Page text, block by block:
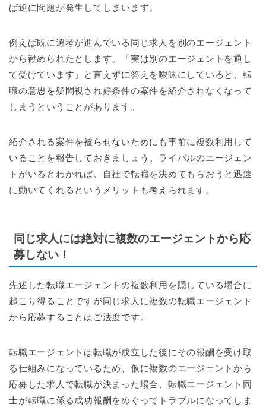
ば逆に問題が発生してしまいます。
例えば既に選考が進んでいる同じ求人を別のエージェント
から勧められたとします。「実は別のエージェントを通し
て受けています」と言えずに答えを曖昧にしていると、転
職の意思を疑問視され好条件の案件を紹介されなくなって
しまうということがあります。
紹介される案件を被らせないためにも事前に複数利用して
いることを報告しておきましょう。ライバルのエージェン
トがいるとわかれば、自社で転職を決めてもらおうと迅速
に動いてくれるというメリットも考えられます。
同じ求人には絶対に複数のエージェントから応
募しない！
先述した転職エージェントの複数利用を隠している場合に
起こり得ることですが同じ求人に複数の転職エージェント
から応募することはご法度です。
転職エージェントは転職が成立した後にその報酬を受け取
る仕組みになっているため、仮に複数のエージェントから
応募した求人で転職が決まった場合、転職エージェント同
士が転職に係る成功報酬をめぐってトラブルになってしま